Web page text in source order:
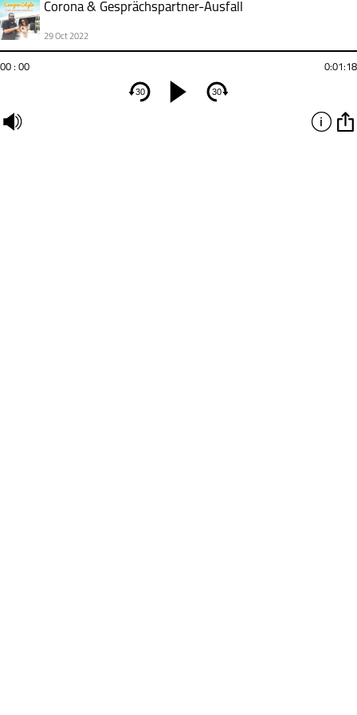
Corona & Gesprächspartner-Ausfall
29 Oct 2022
00 : 00 0:01:18
30 30